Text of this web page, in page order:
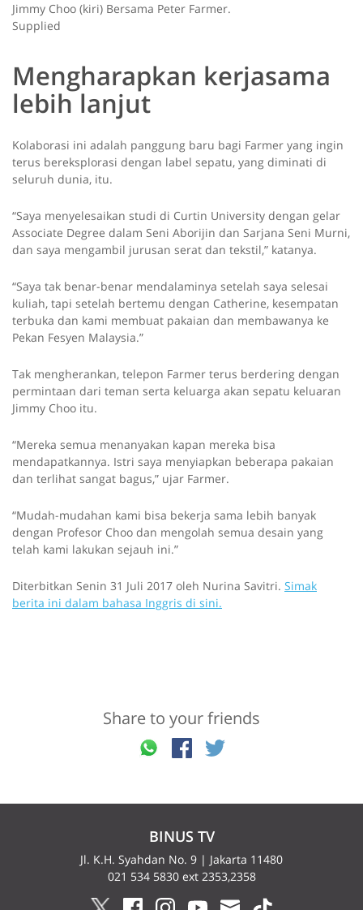
Jimmy Choo (kiri) Bersama Peter Farmer.
Supplied
Mengharapkan kerjasama
lebih lanjut
Kolaborasi ini adalah panggung baru bagi Farmer yang ingin
terus bereksplorasi dengan label sepatu, yang diminati di
seluruh dunia, itu.
“Saya menyelesaikan studi di Curtin University dengan gelar
Associate Degree dalam Seni Aborijin dan Sarjana Seni Murni,
dan saya mengambil jurusan serat dan tekstil,” katanya.
“Saya tak benar-benar mendalaminya setelah saya selesai
kuliah, tapi setelah bertemu dengan Catherine, kesempatan
terbuka dan kami membuat pakaian dan membawanya ke
Pekan Fesyen Malaysia.”
Tak mengherankan, telepon Farmer terus berdering dengan
permintaan dari teman serta keluarga akan sepatu keluaran
Jimmy Choo itu.
“Mereka semua menanyakan kapan mereka bisa
mendapatkannya. Istri saya menyiapkan beberapa pakaian
dan terlihat sangat bagus,” ujar Farmer.
“Mudah-mudahan kami bisa bekerja sama lebih banyak
dengan Profesor Choo dan mengolah semua desain yang
telah kami lakukan sejauh ini.”
Diterbitkan Senin 31 Juli 2017 oleh Nurina Savitri. Simak
berita ini dalam bahasa Inggris di sini.
Share to your friends
BINUS TV
Jl. K.H. Syahdan No. 9 | Jakarta 11480
021 534 5830 ext 2353,2358